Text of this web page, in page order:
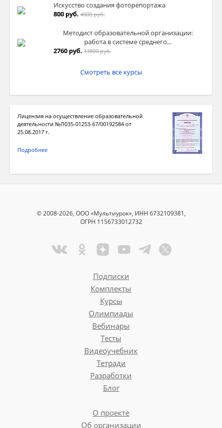
Искусство создания фоторепортажа
800 руб. 4000 руб.
Методист образовательной организации:
работа в системе среднего...
2760 руб. 13800 руб.
Смотреть все курсы
Лицензия на осуществление образовательной
деятельности №Л035-01253-67/00192584 от
25.08.2017 г.
Подробнее
© 2008-2026, ООО «Мультиурок», ИНН 6732109381,
ОГРН 1156733012732
Подписки
Комплекты
Курсы
Олимпиады
Вебинары
Тесты
Видеоучебник
Тетради
Разработки
Блог
О проекте
Об организации